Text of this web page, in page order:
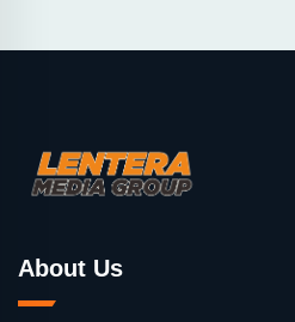
About Us